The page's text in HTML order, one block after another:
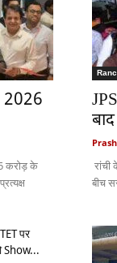
2026
करोड़ के
बीच
पर
Show...